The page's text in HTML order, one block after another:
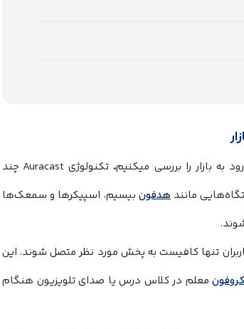
به بازار را بررسی میکنیم.
تکنولوژی Auracast چند
مانندهدفون ‌ بیسیم، اسپیکرها و سمعک‌ها
تنها کافیست به پخش مورد نظر متصل شوند. این
معلم در کلاس درس یا صدای تلویزیون هنگام